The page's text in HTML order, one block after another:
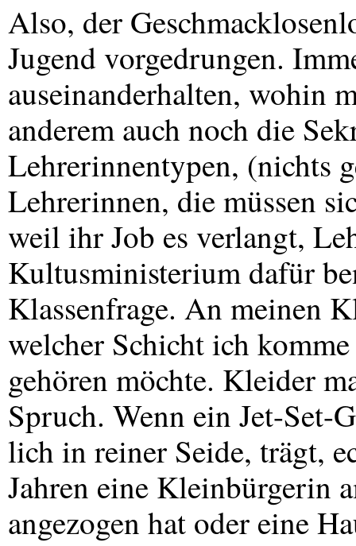
Also, der
Jugend vorgedrungen.
auseinanderhalten, wohin
anderem auch noch die
Lehrerinnentypen, (nichts
Lehrerinnen, die müssen
weil ihr Job es verlangt,
Kultusministerium dafür
Klassenfrage. An meinen
welcher Schicht ich
gehören möchte. Kleider
Spruch. Wenn ein Jet-Set-
lich in reiner Seide, trägt,
Jahren eine Kleinbürgerin
angezogen hat oder eine